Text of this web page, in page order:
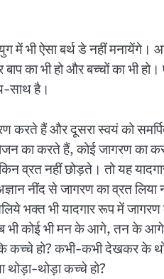
भी ऐसा बर्थ डे नहीं मनायेंगे।
का भी हो और बच्चों का भी
साथ है।
करते हैं और दूसरा स्वयं को
का करते हैं, कोई जागरण
व्रत नहीं छोड़ते। तो यह
नींद से जागरण का व्रत
भक्त भी यादगार रूप में
भी कोई भी मन के आगे, तन के
कच्चे हो? कभी-कभी देखकर के
थोड़ा-थोड़ा कच्चे हो?